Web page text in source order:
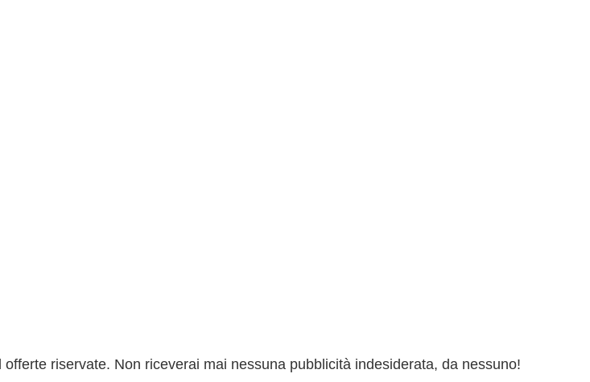
riservate. Non riceverai mai nessuna pubblicità indesiderata, da nessuno!